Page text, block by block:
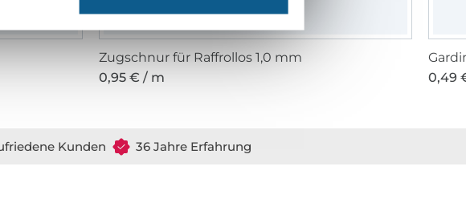
Zugschnur für Raffrollos 1,0 mm
0,95 € / m
0,49
Kunden 36 Jahre Erfahrung